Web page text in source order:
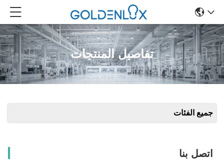
تفاصيل المنتجات
جميع الفئات
اتصل بنا